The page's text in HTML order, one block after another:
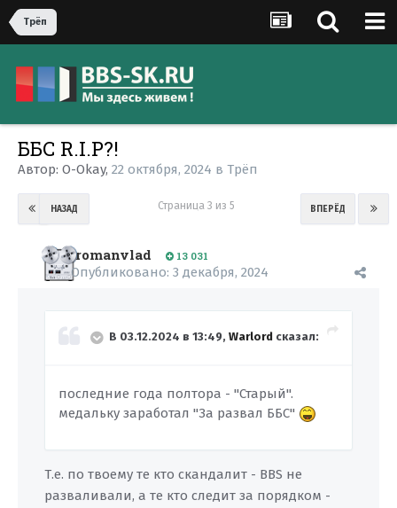
Трёп
ББС R.I.P?!
Автор: O-Okay, 22 октября, 2024 в Трёп
НАЗАД ВПЕРЁД
Страница 3 из 5
romanvlad 13 031
Опубликовано: 3 декабря, 2024
В 03.12.2024 в 13:49, Warlord сказал:
последние года полтора - "Старый".
медальку заработал "За развал ББС"
Т.е. по твоему те кто скандалит - ВВS не
разваливали, а те кто следит за порядком -